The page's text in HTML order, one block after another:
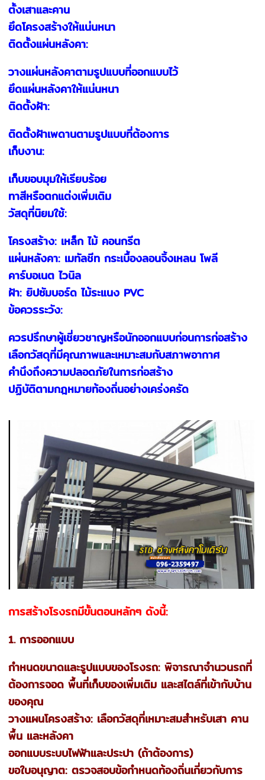
ตั้งเสาและคาน
ยึดโครงสร้างให้แน่นหนา
ติดตั้งแผ่นหลังคา:
วางแผ่นหลังคาตามรูปแบบที่ออกแบบไว้
ยึดแผ่นหลังคาให้แน่นหนา
ติดตั้งฝ้า:
ติดตั้งฝ้าเพดานตามรูปแบบที่ต้องการ
เก็บงาน:
เก็บขอบมุมให้เรียบร้อย
ทาสีหรือตกแต่งเพิ่มเติม
วัสดุที่นิยมใช้:
โครงสร้าง: เหล็ก ไม้ คอนกรีต
แผ่นหลังคา: เมทัลชีท กระเบื้องลอนจิ้งเหลน โพลี
คาร์บอเนต ไวนิล
ฝ้า: ยิปซัมบอร์ด ไม้ระแนง PVC
ข้อควรระวัง:
ควรปรึกษาผู้เชี่ยวชาญหรือนักออกแบบก่อนการก่อสร้าง
เลือกวัสดุที่มีคุณภาพและเหมาะสมกับสภาพอากาศ
คำนึงถึงความปลอดภัยในการก่อสร้าง
ปฏิบัติตามกฎหมายท้องถิ่นอย่างเคร่งครัด
การสร้างโรงรถมีขั้นตอนหลักๆ ดังนี้:
1. การออกแบบ
กำหนดขนาดและรูปแบบของโรงรถ: พิจารณาจำนวนรถที่
ต้องการจอด พื้นที่เก็บของเพิ่มเติม และสไตล์ที่เข้ากับบ้าน
ของคุณ
วางแผนโครงสร้าง: เลือกวัสดุที่เหมาะสมสำหรับเสา คาน
พื้น และหลังคา
ออกแบบระบบไฟฟ้าและประปา (ถ้าต้องการ)
ขอใบอนุญาต: ตรวจสอบข้อกำหนดท้องถิ่นเกี่ยวกับการ